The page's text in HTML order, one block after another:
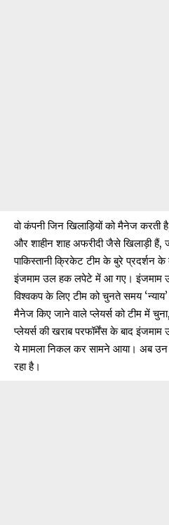
वो कंपनी जिन खिलाड़ियों को मैनेज करती
और शाहीन शाह अफरीदी जैसे खिलाड़ी हैं,
पाकिस्तानी क्रिकेट टीम के बुरे प्रदर्शन
इंजमाम उल हक लपेटे में आ गए। इंजमाम
विश्वकप के लिए टीम को चुनते समय ‘न्याय’
मैनेज किए जाने वाले प्लेयर्स को टीम में
प्लेयर्स की खराब परफॉर्मेंस के बाद
ये मामला निकल कर सामने आया। अब उन
रहा है।